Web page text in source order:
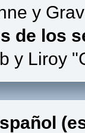
y
de los
y Liroy